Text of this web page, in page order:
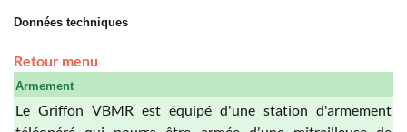
Données techniques
Retour menu
Armement
Le Griffon VBMR est équipé d'une station d'armement